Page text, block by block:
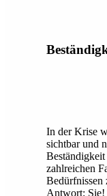
In der Krise
sichtbar und
zahlreichen
Bedürfnissen
Antwort: Sie!